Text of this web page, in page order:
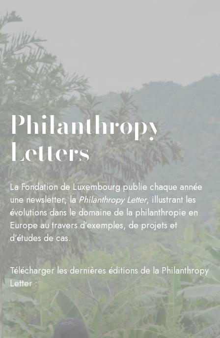
Philanthropy
Letters
La Fondation de Luxembourg publie chaque année
une newsletter, la Philanthropy Letter, illustrant les
évolutions dans le domaine de la philanthropie en
Europe au travers d’exemples, de projets et
d’études de cas.
Télécharger les dernières éditions de la Philanthropy
Letter :